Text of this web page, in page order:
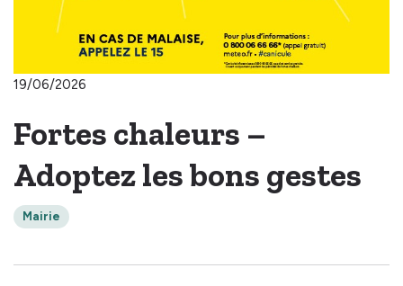
19/06/2026
Fortes chaleurs –
Adoptez les bons gestes
Mairie